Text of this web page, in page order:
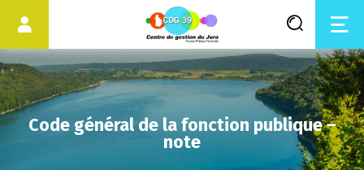
Code général de la fonction publique –
note